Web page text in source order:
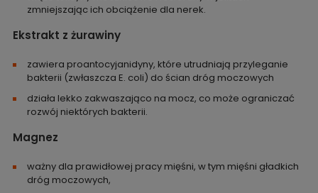
zmniejszając ich obciążenie dla nerek.
Ekstrakt z żurawiny
zawiera proantocyjanidyny, które utrudniają przyleganie
bakterii (zwłaszcza E. coli) do ścian dróg moczowych
działa lekko zakwaszająco na mocz, co może ograniczać
rozwój niektórych bakterii.
Magnez
ważny dla prawidłowej pracy mięśni, w tym mięśni gładkich
dróg moczowych,